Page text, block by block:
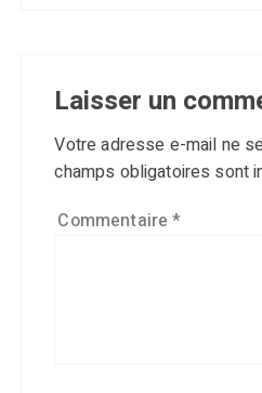
Laisser un
Votre adresse e-mail ne
champs obligatoires sont
Commentaire*